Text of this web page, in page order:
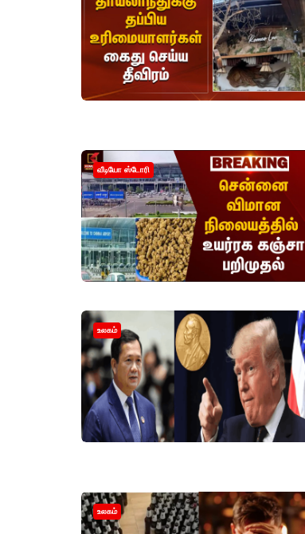
வீடியோ ஸ்டோரி
உலகம்
உலகம்